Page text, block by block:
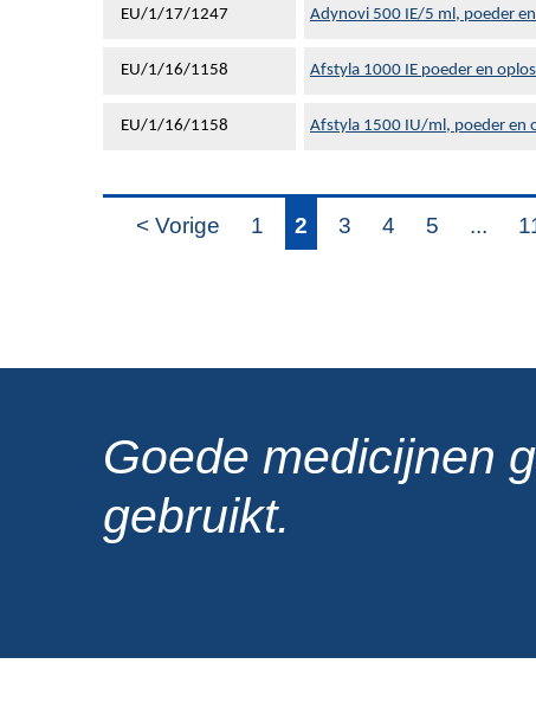
EU/1/17/1247 Adynovi 500 IE/5 ml, poeder
EU/1/16/1158 Afstyla 1000 IE poeder en
EU/1/16/1158 Afstyla 1500 IU/ml, poeder en
< Vorige 1 2 3 4 5 ...
Goede medicijnen
gebruikt.